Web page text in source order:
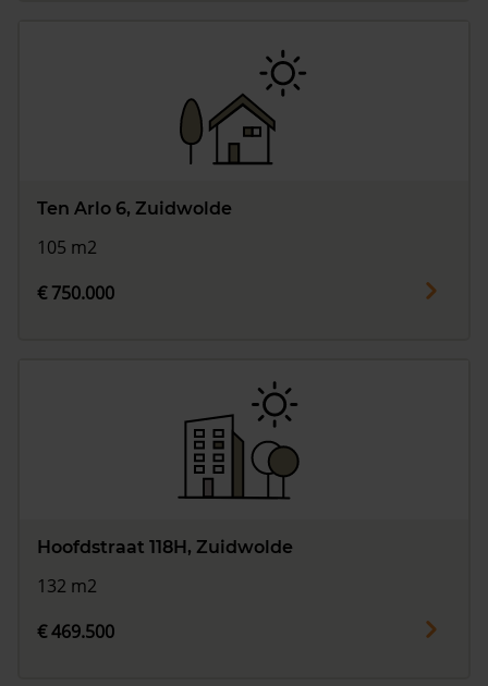
Ten Arlo 6, Zuidwolde
105 m2
€ 750.000
Hoofdstraat 118H, Zuidwolde
132 m2
€ 469.500